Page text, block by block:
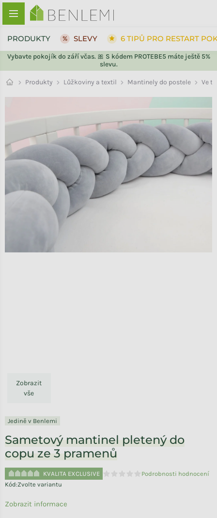
Přejít na obsah
Vybavte pokojík do září včas. 🎀 S kódem PROTEBE5 máte ještě 5%
slevu.
PRODUKTY SLEVY 6 TIPŮ PRO RESTART
Produkty Lůžkoviny a textil Mantinely do postele Ve
Zobrazit
vše
Jedině v Benlemi
Sametový mantinel pletený do
copu ze 3 pramenů
KVALITA EXCLUSIVE
Průměrné hodnocení produktu
Podrobnosti hodnocení
Kód:Zvolte variantu
Zobrazit informace
ZPĚT DO OBCHODU